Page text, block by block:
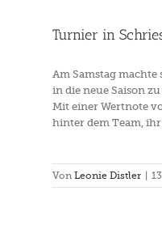
Turnier in
Am Samstag
in die neue Saison
Mit einer Wertnote
hinter dem Team,
Von Leonie Distler